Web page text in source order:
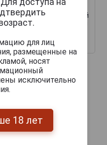
1988 years Арманьяк
Домен де Жой бай Джой
1988г 0.7л в подарочной
10 952 руб.
производства
для лиц
размещенные на
носят
исключительно
18 лет